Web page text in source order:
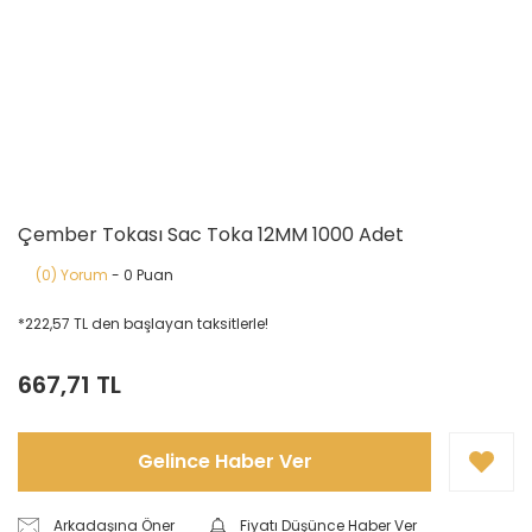
Çember Tokası Sac Toka 12MM 1000 Adet
(0) Yorum - 0 Puan
*222,57 TL den başlayan taksitlerle!
667,71 TL
Gelince Haber Ver
Arkadaşına Öner Fiyatı Düşünce Haber Ver